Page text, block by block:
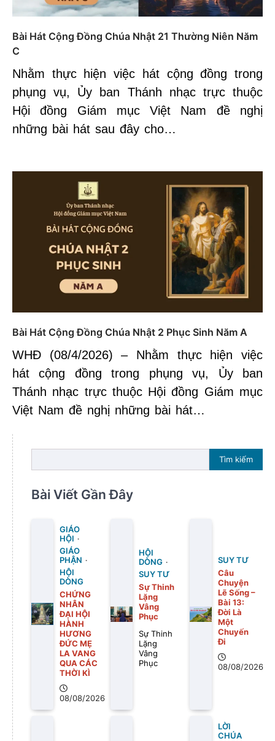
Bài Hát Cộng Đồng Chúa Nhật 21 Thường Niên Năm
C
Nhằm thực hiện việc hát cộng đồng trong
phụng vụ, Ủy ban Thánh nhạc trực thuộc
Hội đồng Giám mục Việt Nam đề nghị
những bài hát sau đây cho…
Bài Hát Cộng Đồng Chúa Nhật 2 Phục Sinh Năm A
WHĐ (08/4/2026) – Nhằm thực hiện việc
hát cộng đồng trong phụng vụ, Ủy ban
Thánh nhạc trực thuộc Hội đồng Giám mục
Việt Nam đề nghị những bài hát…
Tìm kiếm
Bài Viết Gần Đây
GIÁO
HỘI
GIÁO
PHẬN
HỘI
DÒNG
CHỨNG
NHÂN
ĐẠI HỘI
HÀNH
HƯƠNG
ĐỨC MẸ
LA VANG
QUA CÁC
THỜI KÌ
08/08/2026
HỘI
DÒNG
SUY TƯ
Sự Thinh
Lặng
Vâng
Phục
Sự Thinh
Lặng
Vâng
Phục
SUY TƯ
Câu
Chuyện
Lẽ Sống –
Bài 13:
Ðời Là
Một
Chuyến
Ði
08/08/2026
LỜI
CHÚA